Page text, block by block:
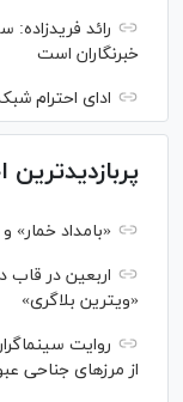
رائد فریدزاده:
خبرنگاران است
ادای احترام
پربازدیدترین
«بامداد
اربعین در قاب
«ویترین بلاگری»
روایت
از مرزهای جناحی